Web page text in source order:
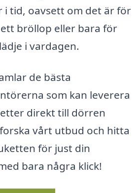
i tid, oavsett om det är för
bröllop eller bara för
i vardagen.
de bästa
som kan leverera
direkt till dörren
vårt utbud och hitta
för just din
bara några klick!